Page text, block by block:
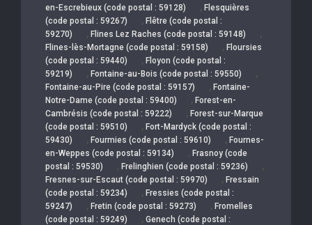
en-Escrebieux (code postal : 59128)
, Flesquières
(code postal : 59267)
, Flêtre (code postal :
59270)
, Flines Lez Raches (code postal : 59148) ,
Flines-lès-Mortagne (code postal : 59158) , Floursies
(code postal : 59440)
, Floyon (code postal :
59219)
, Fontaine-au-Bois (code postal : 59550) ,
Fontaine-au-Pire (code postal : 59157) , Fontaine-
Notre-Dame (code postal : 59400)
, Forest-en-
Cambrésis (code postal : 59222)
, Forest-sur-Marque
(code postal : 59510)
, Fort-Mardyck (code postal :
59430)
, Fourmies (code postal : 59610) , Fournes-
en-Weppes (code postal : 59134)
, Frasnoy (code
postal : 59530)
, Frelinghien (code postal : 59236) ,
Fresnes-sur-Escaut (code postal : 59970) , Fressain
(code postal : 59234)
, Fressies (code postal :
59247)
, Fretin (code postal : 59273) , Fromelles
(code postal : 59249)
, Genech (code postal :